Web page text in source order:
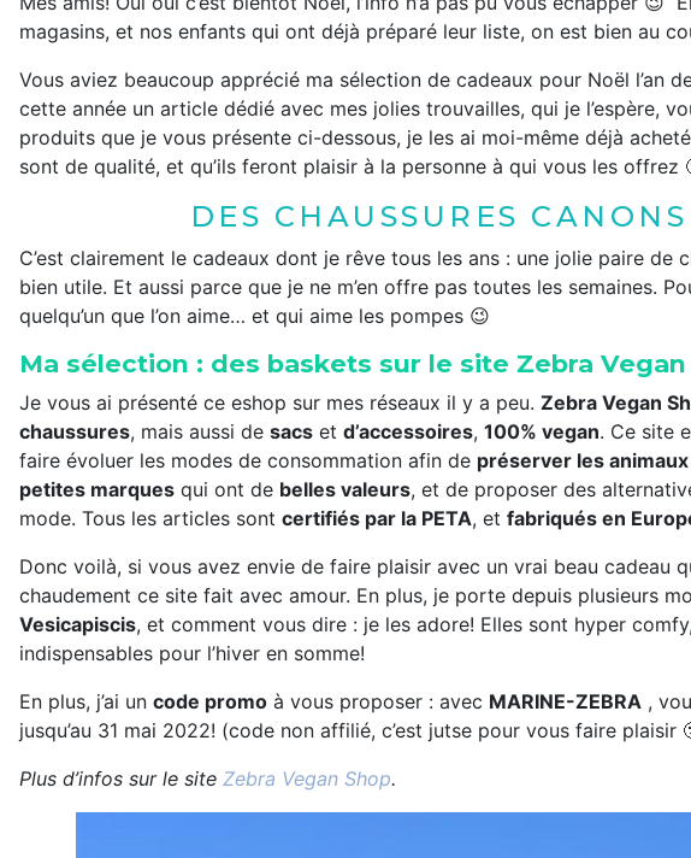
magasins, et nos enfants qui ont déjà préparé leur liste, on est bien au
Vous aviez beaucoup apprécié ma sélection de cadeaux pour Noël l’an
cette année un article dédié avec mes jolies trouvailles, qui je l’espère,
produits que je vous présente ci-dessous, je les ai moi-même déjà
sont de qualité, et qu’ils feront plaisir à la personne à qui vous les offrez
DES CHAUSSURES
C’est clairement le cadeaux dont je rêve tous les ans : une jolie paire de
bien utile. Et aussi parce que je ne m’en offre pas toutes les semaines.
quelqu’un que l’on aime… et qui aime les pompes 😉
Ma sélection : des baskets sur le site Zebra Vegan
Je vous ai présenté ce eshop sur mes réseaux il y a peu. Zebra Vegan
chaussures, mais aussi de sacs et d’accessoires, 100% vegan. Ce site
faire évoluer les modes de consommation afin de préserver les
petites marques qui ont de belles valeurs, et de proposer des
mode. Tous les articles sont certifiés par la PETA, et fabriqués en
Donc voilà, si vous avez envie de faire plaisir avec un vrai beau cadeau
chaudement ce site fait avec amour. En plus, je porte depuis plusieurs
Vesicapiscis, et comment vous dire : je les adore! Elles sont hyper
indispensables pour l’hiver en somme!
En plus, j’ai un code promo à vous proposer : avec MARINE-ZEBRA ,
jusqu’au 31 mai 2022! (code non affilié, c’est jutse pour vous faire plaisir
Plus d’infos sur le site Zebra Vegan Shop.